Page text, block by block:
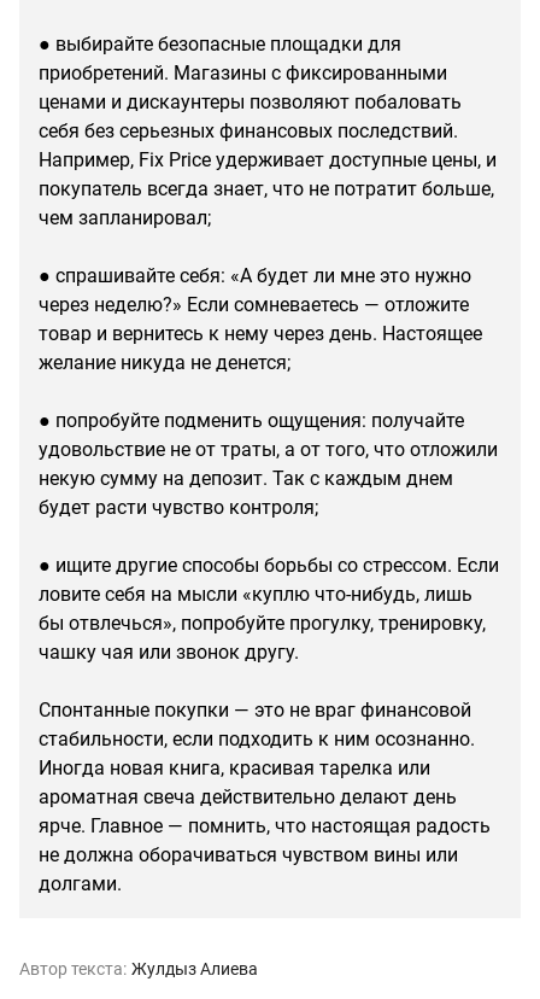
● выбирайте безопасные площадки для
приобретений. Магазины с фиксированными
ценами и дискаунтеры позволяют побаловать
себя без серьезных финансовых последствий.
Например, Fix Price удерживает доступные цены, и
покупатель всегда знает, что не потратит больше,
чем запланировал;
● спрашивайте себя: «А будет ли мне это нужно
через неделю?» Если сомневаетесь — отложите
товар и вернитесь к нему через день. Настоящее
желание никуда не денется;
● попробуйте подменить ощущения: получайте
удовольствие не от траты, а от того, что отложили
некую сумму на депозит. Так с каждым днем
будет расти чувство контроля;
● ищите другие способы борьбы со стрессом. Если
ловите себя на мысли «куплю что-нибудь, лишь
бы отвлечься», попробуйте прогулку, тренировку,
чашку чая или звонок другу.
Спонтанные покупки — это не враг финансовой
стабильности, если подходить к ним осознанно.
Иногда новая книга, красивая тарелка или
ароматная свеча действительно делают день
ярче. Главное — помнить, что настоящая радость
не должна оборачиваться чувством вины или
долгами.
Автор текста: Жулдыз Алиева